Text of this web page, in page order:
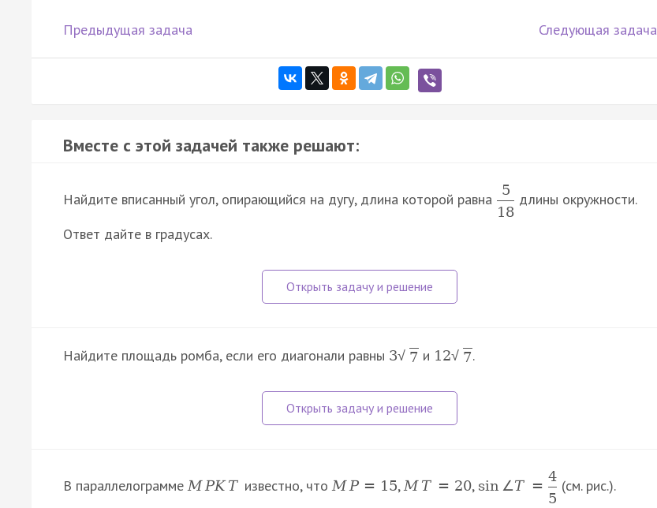
Предыдущая задача Следующая задача
Вместе с этой задачей также решают:
Найдите вписанный угол, опирающийся на дугу, длина которой равна
5
18
длины окружности.
Ответ дайте в градусах.
Найдите площадь ромба, если его диагонали равны 3√ 7 и 12√ 7.
В параллелограммеM PK T известно, чтоM P = 15,M T = 20, sin ∠T =
4
5
(см. рис.).